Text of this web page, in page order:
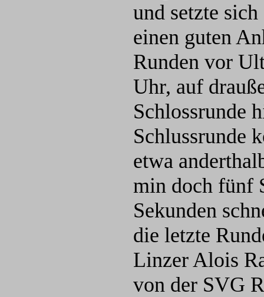
und setzte
einen guten
Runden vor
Uhr, auf
Schlossrunde
Schlussrunde
etwa
min doch fünf
Sekunden
die letzte
Linzer Alois
von der SVG